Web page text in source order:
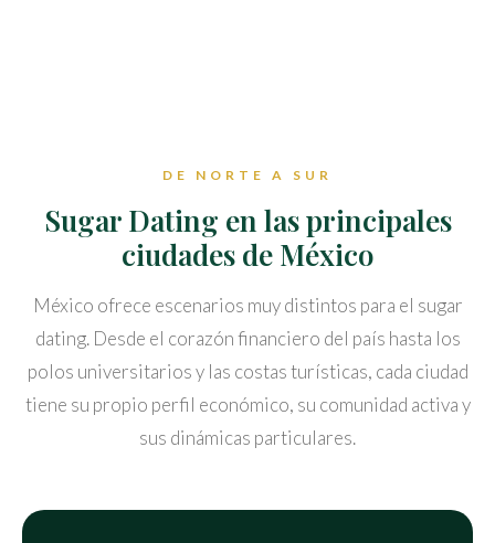
DE NORTE A SUR
Sugar Dating en las principales
ciudades de México
México ofrece escenarios muy distintos para el sugar
dating. Desde el corazón financiero del país hasta los
polos universitarios y las costas turísticas, cada ciudad
tiene su propio perfil económico, su comunidad activa y
sus dinámicas particulares.